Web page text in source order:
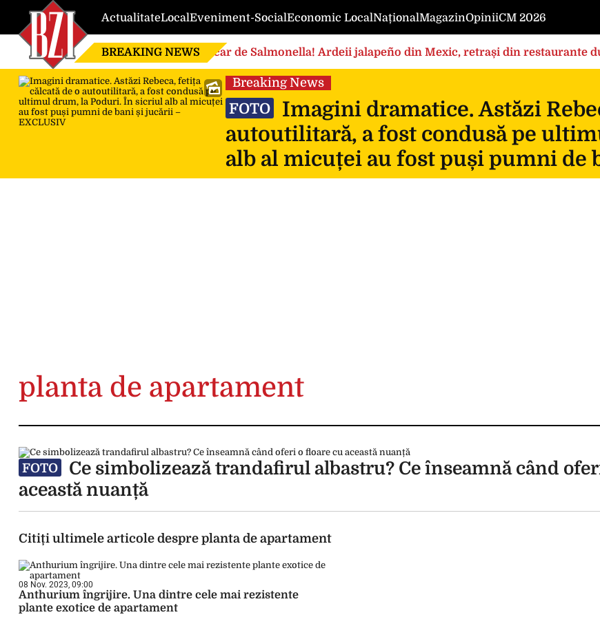
ActualitateLocalEveniment-SocialEconomic LocalNaționalMagazinOpiniiCM 2026
BREAKING NEWS Focar de Salmonella! Ardeii jalapeño din Mexic, retrași din restaurante
Breaking News
FOTO
Imagini dramatice. Astăzi
autoutilitară, a fost condusă pe
alb al micuței au fost puși pumni de
planta de apartament
FOTO
Ce simbolizează trandafirul albastru? Ce înseamnă când
această nuanță
Citiți ultimele articole despre planta de apartament
08 Nov. 2023, 09:00
Anthurium îngrijire. Una dintre cele mai rezistente
plante exotice de apartament